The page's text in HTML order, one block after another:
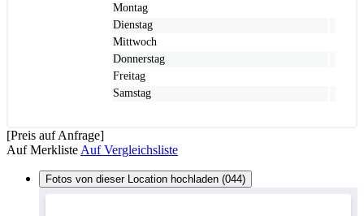
Montag
Dienstag
Mittwoch
Donnerstag
Freitag
Samstag
[Preis auf Anfrage]
Auf Merkliste Auf Vergleichsliste
Fotos von dieser Location hochladen (044)